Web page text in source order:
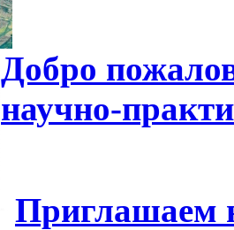
Добро
научно-
Приглашаем